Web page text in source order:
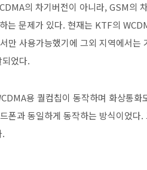
의 차기버전이 아니라, GSM의
는 문제가 있다. 현재는 KTF의
만 사용가능했기에 그외 지역에서
었다.
용 퀄컴칩이 동작하며 화상통
폰과 동일하게 동작하는 방식이었
.